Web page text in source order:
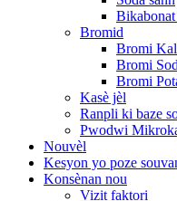
Bromid
Bromi
Bromi
Bromi
Kasè jèl
Ranpli ki baze
Pwodwi
Nouvèl
Kesyon yo poze
Konsènan nou
Vizit faktori